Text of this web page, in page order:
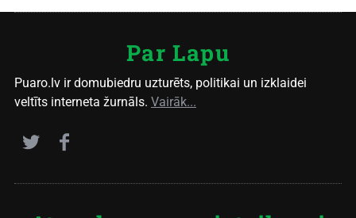
Par Lapu
Puaro.lv ir domubiedru uzturēts, politikai un izklaidei
veltīts interneta žurnāls. Vairāk...